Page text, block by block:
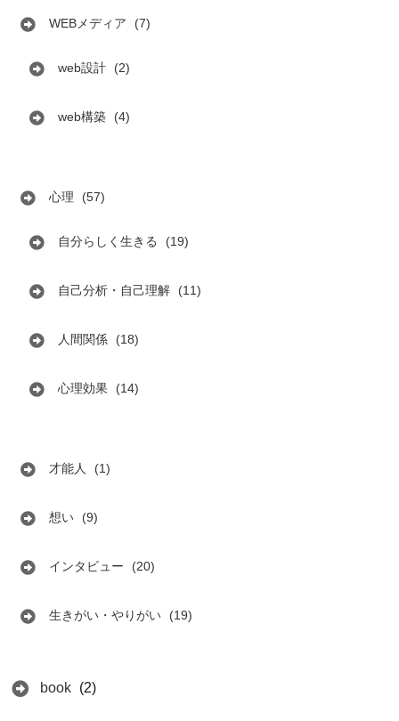
WEBメディア (7)
web設計 (2)
web構築 (4)
心理 (57)
自分らしく生きる (19)
自己分析・自己理解 (11)
人間関係 (18)
心理効果 (14)
才能人 (1)
想い (9)
インタビュー (20)
生きがい・やりがい (19)
book (2)